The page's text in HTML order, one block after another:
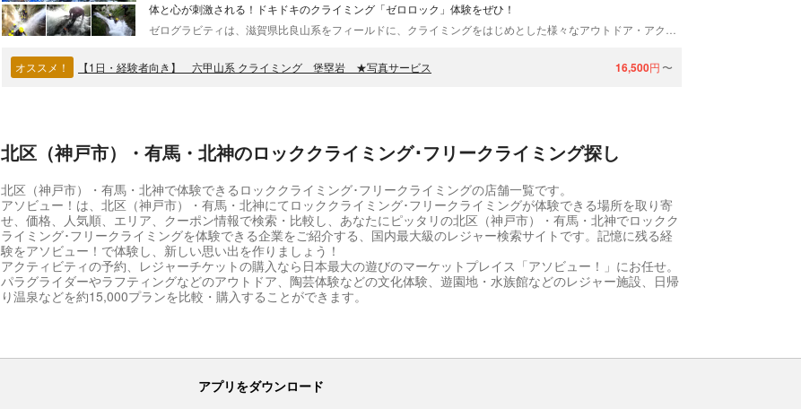
体と心が刺激される！ドキドキのクライミング「ゼロロック」体験をぜひ！
オススメ！ 【1日・経験者向き】 六甲山系 クライミング 堡塁岩 ★写真サービス 16,500円 〜
北区（神戸市）・有馬・北神のロッククライミング･フリークライミング探し
北区（神戸市）・有馬・北神で体験できるロッククライミング･フリークライミングの店舗一覧です。
アソビュー！は、北区（神戸市）・有馬・北神にてロッククライミング･フリークライミングが体験できる場所を取り寄
せ、価格、人気順、エリア、クーポン情報で検索・比較し、あなたにピッタリの北区（神戸市）・有馬・北神でロックク
ライミング･フリークライミングを体験できる企業をご紹介する、国内最大級のレジャー検索サイトです。記憶に残る経
験をアソビュー！で体験し、新しい思い出を作りましょう！
アクティビティの予約、レジャーチケットの購入なら日本最大の遊びのマーケットプレイス「アソビュー！」にお任せ。
パラグライダーやラフティングなどのアウトドア、陶芸体験などの文化体験、遊園地・水族館などのレジャー施設、日帰
り温泉などを約15,000プランを比較・購入することができます。
アプリをダウンロード